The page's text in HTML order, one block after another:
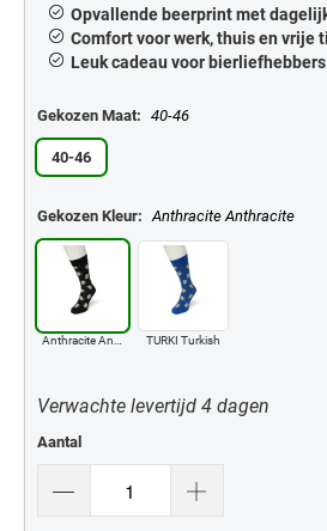
Opvallende beerprint met
Comfort voor werk, thuis en vrije
Leuk cadeau voor
Gekozen Maat: 40-46
40-46
Gekozen Kleur: Anthracite Anthracite
TURKI Turkish
Verwachte levertijd 4 dagen
Aantal